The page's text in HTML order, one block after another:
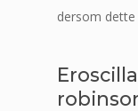
dersom